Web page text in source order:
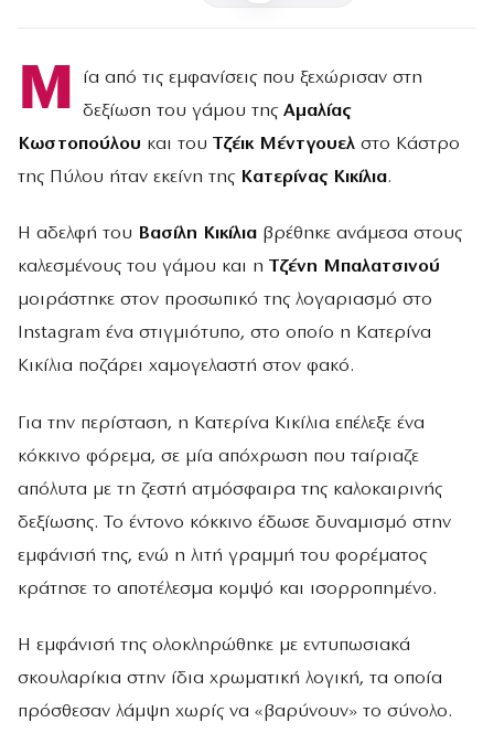
Μ
ία από τις εμφανίσεις που ξεχώρισαν στη
δεξίωση του γάμου της Αμαλίας
Κωστοπούλου και του Τζέικ Μέντγουελ στο Κάστρο
της Πύλου ήταν εκείνη της Κατερίνας Κικίλια.
Η αδελφή του Βασίλη Κικίλια βρέθηκε ανάμεσα στους
καλεσμένους του γάμου και η Τζένη Μπαλατσινού
μοιράστηκε στον προσωπικό της λογαριασμό στο
Instagram ένα στιγμιότυπο, στο οποίο η Κατερίνα
Κικίλια ποζάρει χαμογελαστή στον φακό.
Για την περίσταση, η Κατερίνα Κικίλια επέλεξε ένα
κόκκινο φόρεμα, σε μία απόχρωση που ταίριαζε
απόλυτα με τη ζεστή ατμόσφαιρα της καλοκαιρινής
δεξίωσης. Το έντονο κόκκινο έδωσε δυναμισμό στην
εμφάνισή της, ενώ η λιτή γραμμή του φορέματος
κράτησε το αποτέλεσμα κομψό και ισορροπημένο.
Η εμφάνισή της ολοκληρώθηκε με εντυπωσιακά
σκουλαρίκια στην ίδια χρωματική λογική, τα οποία
πρόσθεσαν λάμψη χωρίς να «βαρύνουν» το σύνολο.